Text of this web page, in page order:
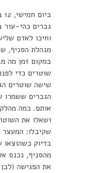
גברים כהי-עור
וחיכו לאדם
מנהלת הסניף,
במקום זמן מה
שוטרים כדי
שישה שוטרים
הגברים ששמרו
אותם. כמה
ושאלו את
שקיבלו:
בדיוק כשהוצאו
מהסניף, נכנס
את הפגישה